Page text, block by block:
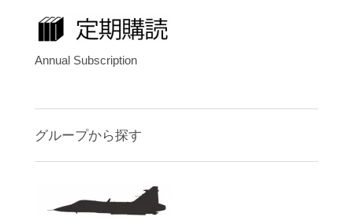
Annual Subscription
グループから探す